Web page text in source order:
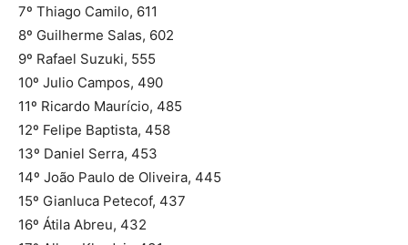
7º Thiago Camilo, 611
8º Guilherme Salas, 602
9º Rafael Suzuki, 555
10º Julio Campos, 490
11º Ricardo Maurício, 485
12º Felipe Baptista, 458
13º Daniel Serra, 453
14º João Paulo de Oliveira, 445
15º Gianluca Petecof, 437
16º Átila Abreu, 432